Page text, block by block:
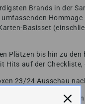
Brands in der
Basisset
Plätzen bis hin zu den
Hits auf der
23/24 Ausschau
NFL-Neulingen und